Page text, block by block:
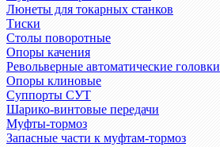
Люнеты для токарных станков
Тиски
Столы поворотные
Опоры качения
Револьверные автоматические головки
Опоры клиновые
Суппорты СУТ
Шарико-винтовые передачи
Муфты-тормоз
Запасные части к муфтам-тормоз